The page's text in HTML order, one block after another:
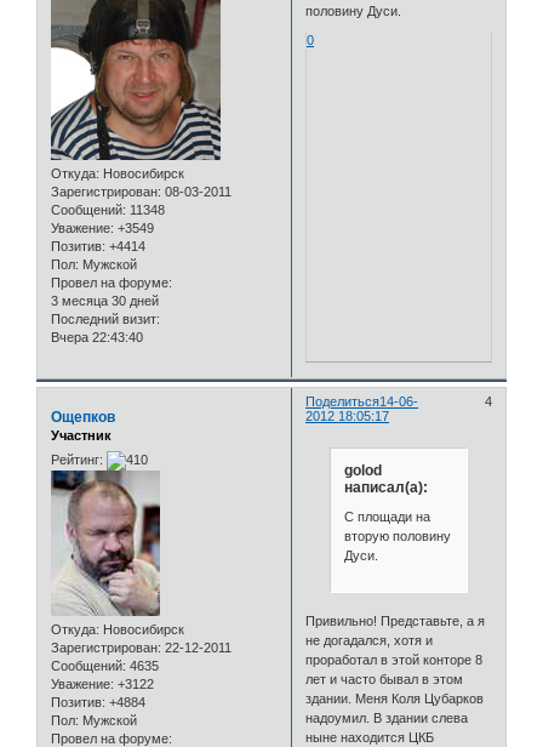
Откуда: Новосибирск
Зарегистрирован: 08-03-2011
Сообщений: 11348
Уважение: +3549
Позитив: +4414
Пол: Мужской
Провел на форуме:
3 месяца 30 дней
Последний визит:
Вчера 22:43:40
половину Дуси.
0
Поделиться 4
14-06-
2012 18:05:17
Ощепков
Участник
Рейтинг:
Откуда: Новосибирск
Зарегистрирован: 22-12-2011
Сообщений: 4635
Уважение: +3122
Позитив: +4884
Пол: Мужской
Провел на форуме:
golod
написал(а):
С площади на
вторую половину
Дуси.
Привильно! Представьте, а я
не догадался, хотя и
проработал в этой конторе 8
лет и часто бывал в этом
здании. Меня Коля Цубарков
надоумил. В здании слева
ныне находится ЦКБ